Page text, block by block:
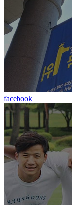
facebook